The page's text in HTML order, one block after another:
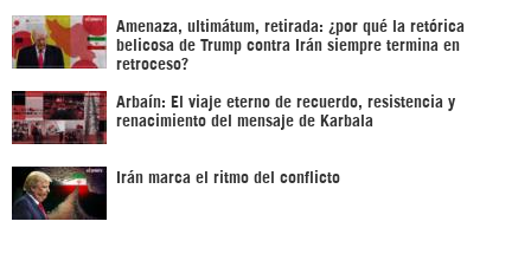
Amenaza, ultimátum, retirada: ¿por qué la retórica
belicosa de Trump contra Irán siempre termina en
retroceso?
Arbaín: El viaje eterno de recuerdo, resistencia y
renacimiento del mensaje de Karbala
Irán marca el ritmo del conflicto